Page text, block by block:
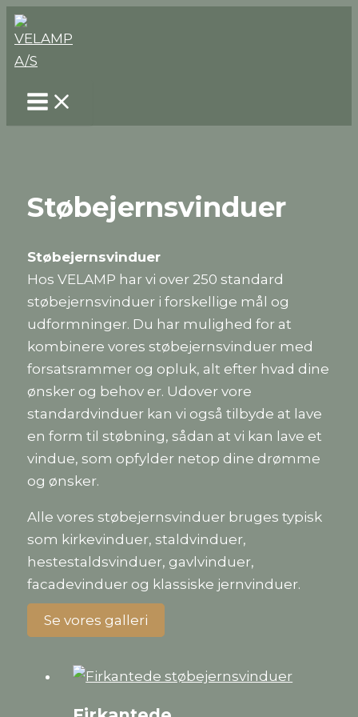
Gå
til
indholdet
Støbejernsvinduer
Støbejernsvinduer
Hos VELAMP har vi over 250 standard
støbejernsvinduer i forskellige mål og
udformninger. Du har mulighed for at
kombinere vores støbejernsvinduer med
forsatsrammer og opluk, alt efter hvad dine
ønsker og behov er. Udover vore
standardvinduer kan vi også tilbyde at lave
en form til støbning, sådan at vi kan lave et
vindue, som opfylder netop dine drømme
og ønsker.
Alle vores støbejernsvinduer bruges typisk
som kirkevinduer, staldvinduer,
hestestaldsvinduer, gavlvinduer,
facadevinduer og klassiske jernvinduer.
Se vores galleri